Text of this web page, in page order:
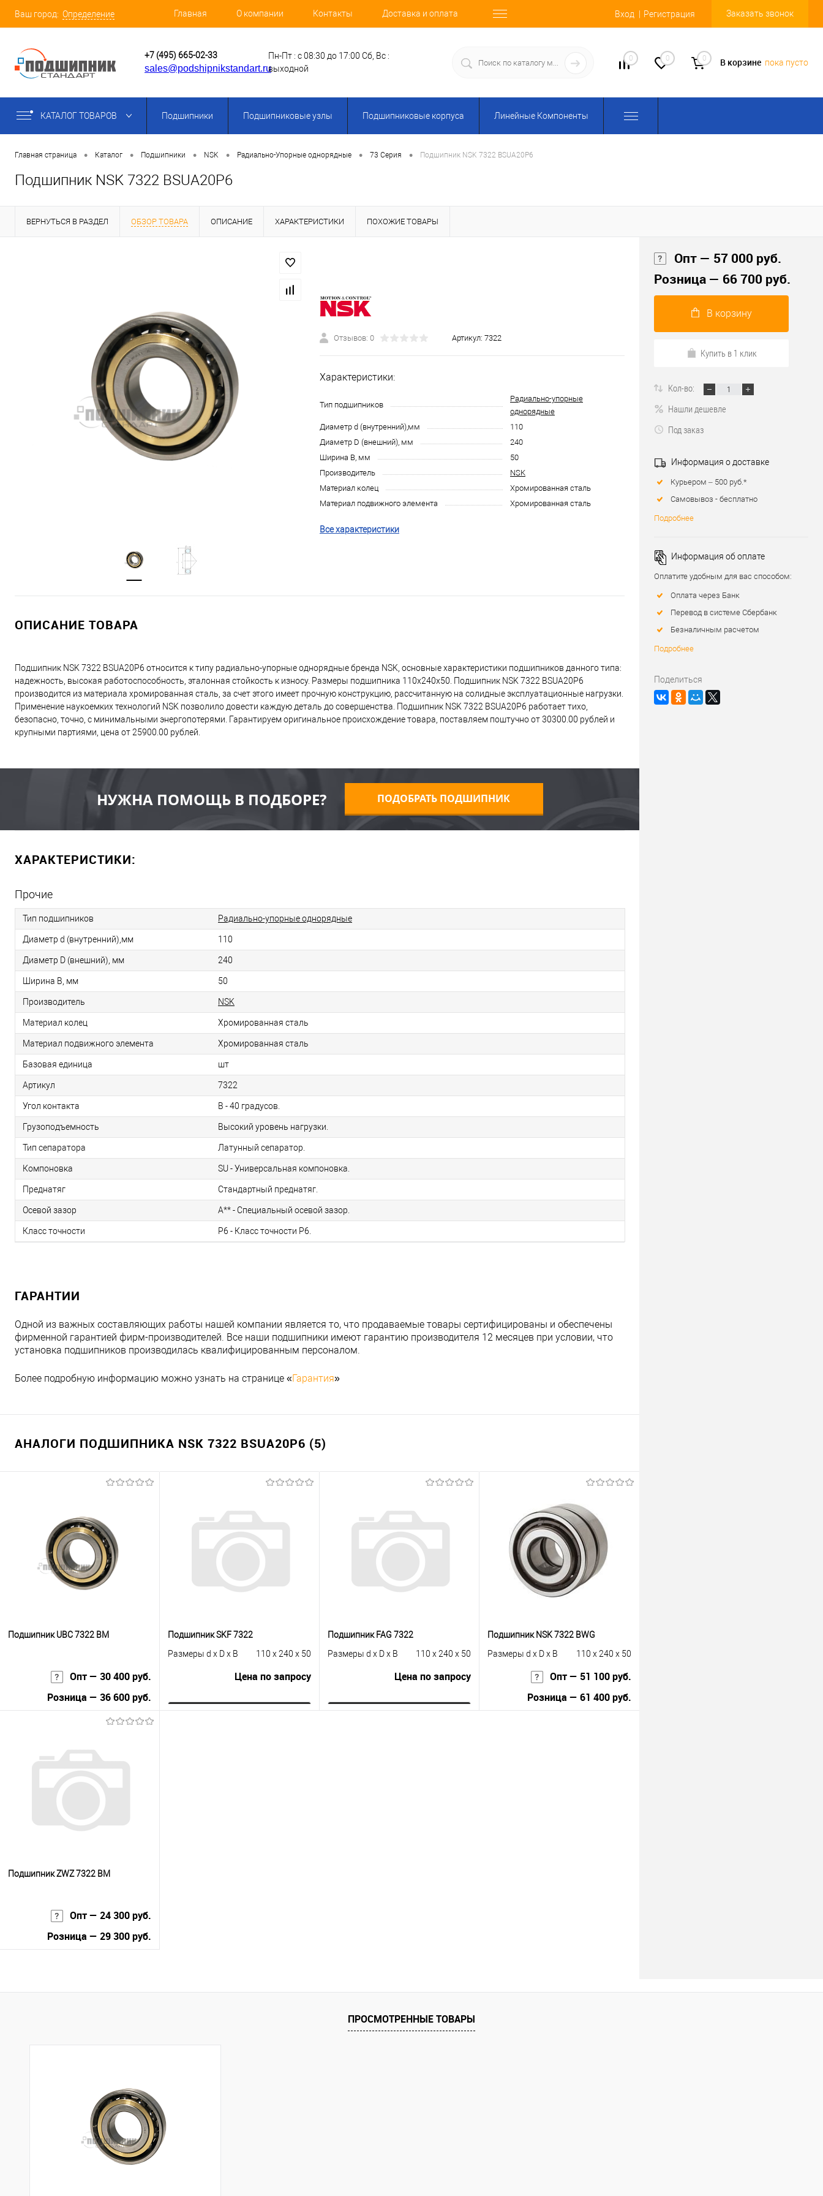
Ваш город: Определение Главная О компании Контакты Доставка и оплата Вход Регистрация Заказать звонок
+7 (495) 665-02-33
sales@podshipnikstandart.ru
Пн-Пт : с 08:30 до 17:00 Сб, Вс :
выходной
0 0 0 В корзине пока пусто
КАТАЛОГ ТОВАРОВ Подшипники Подшипниковые узлы Подшипниковые корпуса Линейные Компоненты
Главная страница • Каталог • Подшипники • NSK • Радиально-Упорные однорядные • 73 Серия • Подшипник NSK 7322 BSUA20P6
Подшипник NSK 7322 BSUA20P6
ВЕРНУТЬСЯ В РАЗДЕЛ ОБЗОР ТОВАРА ОПИСАНИЕ ХАРАКТЕРИСТИКИ ПОХОЖИЕ ТОВАРЫ
Отзывов: 0 Артикул: 7322
Характеристики:
Тип подшипников
Радиально-упорные
однорядные
Диаметр d (внутренний),мм
110
Диаметр D (внешний), мм
240
Ширина B, мм
50
Производитель
NSK
Материал колец
Хромированная сталь
Материал подвижного элемента
Хромированная сталь
Все характеристики
ОПИСАНИЕ ТОВАРА
Подшипник NSK 7322 BSUA20P6 относится к типу радиально-упорные однорядные бренда NSK, основные характеристики подшипников данного типа:
надежность, высокая работоспособность, эталонная стойкость к износу. Размеры подшипника 110x240x50. Подшипник NSK 7322 BSUA20P6
производится из материала хромированная сталь, за счет этого имеет прочную конструкцию, рассчитанную на солидные эксплуатационные нагрузки.
Применение наукоемких технологий NSK позволило довести каждую деталь до совершенства. Подшипник NSK 7322 BSUA20P6 работает тихо,
безопасно, точно, с минимальными энергопотерями. Гарантируем оригинальное происхождение товара, поставляем поштучно от 30300.00 рублей и
крупными партиями, цена от 25900.00 рублей.
НУЖНА ПОМОЩЬ В ПОДБОРЕ? ПОДОБРАТЬ ПОДШИПНИК
ХАРАКТЕРИСТИКИ:
Прочие
Тип подшипников Радиально-упорные однорядные
Диаметр d (внутренний),мм 110
Диаметр D (внешний), мм 240
Ширина B, мм 50
Производитель NSK
Материал колец Хромированная сталь
Материал подвижного элемента Хромированная сталь
Базовая единица шт
Артикул 7322
Угол контакта B - 40 градусов.
Грузоподъемность Высокий уровень нагрузки.
Тип сепаратора Латунный сепаратор.
Компоновка SU - Универсальная компоновка.
Преднатяг Стандартный преднатяг.
Осевой зазор A** - Специальный осевой зазор.
Класс точности P6 - Класс точности P6.
ГАРАНТИИ
Одной из важных составляющих работы нашей компании является то, что продаваемые товары сертифицированы и обеспечены
фирменной гарантией фирм-производителей. Все наши подшипники имеют гарантию производителя 12 месяцев при условии, что
установка подшипников производилась квалифицированным персоналом.
Более подробную информацию можно узнать на странице «Гарантия»
АНАЛОГИ ПОДШИПНИКА NSK 7322 BSUA20P6 (5)
Подшипник UBC 7322 BM
Опт — 30 400 руб.
Розница — 36 600 руб.
Купить в 1 клик
К сравнению
В избранное
Под заказ
Подшипник SKF 7322
Размеры d x D x B
110 x 240 x 50
Цена по запросу
Подшипник FAG 7322
Размеры d x D x B
110 x 240 x 50
Цена по запросу
Подшипник NSK 7322 BWG
Размеры d x D x B
110 x 240 x 50
Опт — 51 100 руб.
Розница — 61 400 руб.
Подшипник ZWZ 7322 BM
Опт — 24 300 руб.
Розница — 29 300 руб.
Опт — 57 000 руб.
Розница — 66 700 руб.
В корзину
Купить в 1 клик
Кол-во:
Нашли дешевле
Под заказ
Информация о доставке
Курьером – 500 руб.*
Самовывоз - бесплатно
Подробнее
Информация об оплате
Оплатите удобным для вас способом:
Оплата через Банк
Перевод в системе Сбербанк
Безналичным расчетом
Подробнее
Поделиться
ПРОСМОТРЕННЫЕ ТОВАРЫ